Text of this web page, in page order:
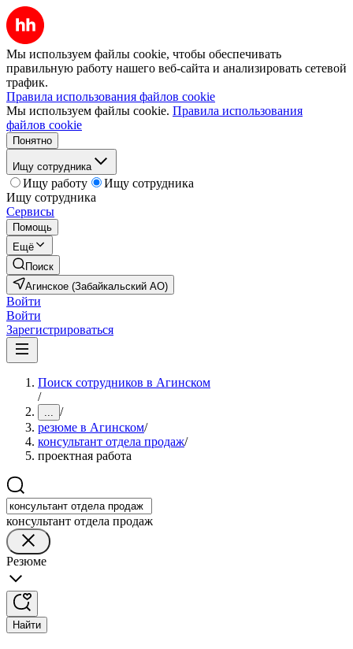
Мы используем файлы cookie, чтобы обеспечивать
правильную работу нашего веб-сайта и анализировать сетевой
трафик.
Правила использования файлов cookie
Мы используем файлы cookie. Правила использования
файлов cookie
Понятно
Ищу сотрудника
Ищу работу
Ищу сотрудника
Ищу сотрудника
Сервисы
Помощь
Ещё
Поиск
Агинское (Забайкальский АО)
Войти
Войти
Зарегистрироваться
Поиск сотрудников в Агинском
/
... /
резюме в Агинском/
консультант отдела продаж/
проектная работа
консультант отдела продаж
Резюме
Найти